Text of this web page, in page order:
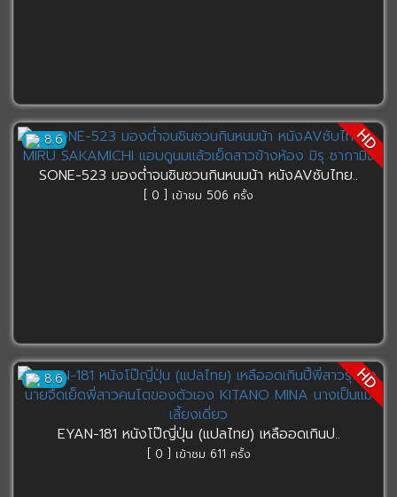
8.6 HD
SONE-523 มองต่ำจนชินชวนกินหนมน้า หนังAVซับไทย..
[ 0 ] เข้าชม 506 ครั้ง
8.6 HD
EYAN-181 หนังโป๊ญี่ปุ่น (แปลไทย) เหลืออดเกินป..
[ 0 ] เข้าชม 611 ครั้ง